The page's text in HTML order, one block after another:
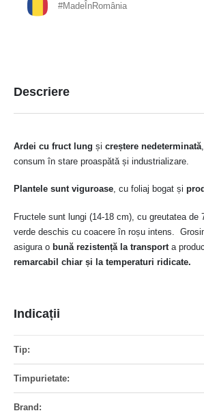
#MadeÎnRomânia
Descriere
Ardei cu fruct lung și creștere nedeterminată
consum în stare proaspătă și industrializare.
Plantele sunt viguroase, cu foliaj bogat și
Fructele sunt lungi (14-18 cm), cu greutatea de
verde deschis cu coacere în roșu intens.
asigura o bună rezistență la transport a
remarcabil chiar și la temperaturi ridicate.
Indicații
multe